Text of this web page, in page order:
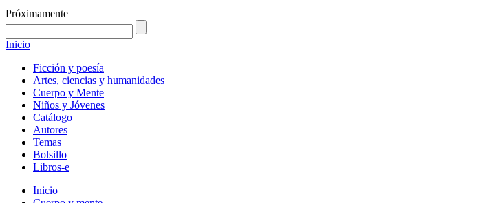
Próximamente
Inicio
Ficción y poesía
Artes, ciencias y humanidades
Cuerpo y Mente
Niños y Jóvenes
Catálogo
Autores
Temas
Bolsillo
Libros-e
Inicio